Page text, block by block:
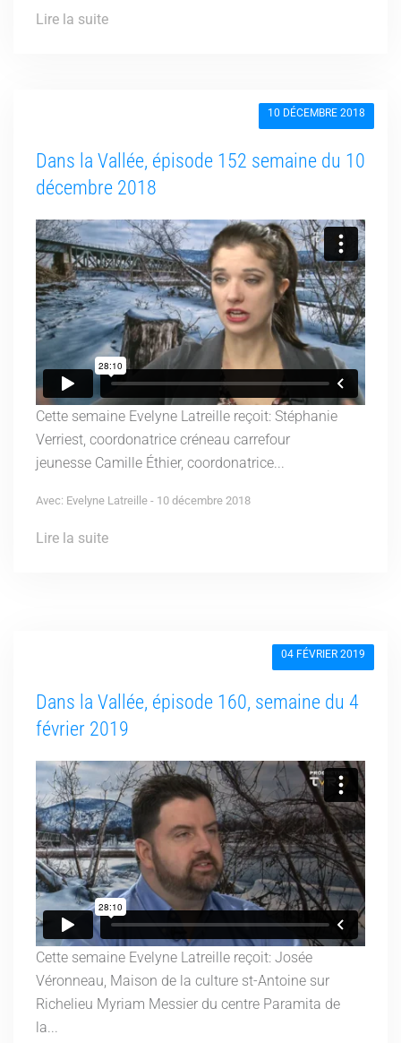
Lire la suite
10 DÉCEMBRE 2018
Dans la Vallée, épisode 152 semaine du 10
décembre 2018
Cette semaine Evelyne Latreille reçoit: Stéphanie
Verriest, coordonatrice créneau carrefour
jeunesse Camille Éthier, coordonatrice...
Avec: Evelyne Latreille - 10 décembre 2018
Lire la suite
04 FÉVRIER 2019
Dans la Vallée, épisode 160, semaine du 4
février 2019
Cette semaine Evelyne Latreille reçoit: Josée
Véronneau, Maison de la culture st-Antoine sur
Richelieu Myriam Messier du centre Paramita de
la...